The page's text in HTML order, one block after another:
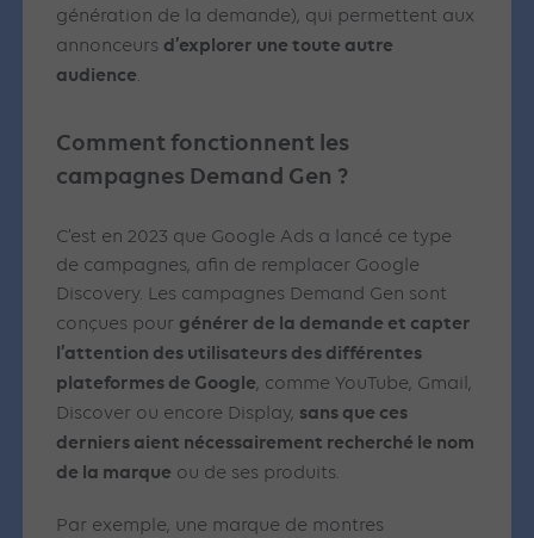
génération de la demande), qui permettent aux
annonceurs d’explorer une toute autre
audience.
Comment fonctionnent les
campagnes Demand Gen ?
C’est en 2023 que Google Ads a lancé ce type
de campagnes, afin de remplacer Google
Discovery. Les campagnes Demand Gen sont
conçues pour générer de la demande et capter
l’attention des utilisateurs des différentes
plateformes de Google, comme YouTube, Gmail,
Discover ou encore Display, sans que ces
derniers aient nécessairement recherché le nom
de la marque ou de ses produits.
Par exemple, une marque de montres